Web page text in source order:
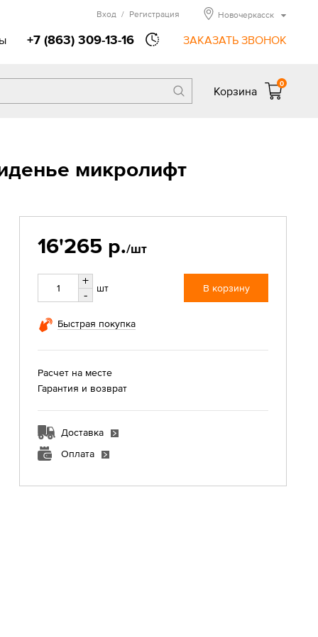
+7 (863) 309-13-16 ЗАКАЗАТЬ ЗВОНОК
Вход / Регистрация Новочеркасск
Корзина
0
микролифт
16'265 р./шт
+
-
шт В корзину
Быстрая покупка
Расчет на месте
Гарантия и возврат
Доставка
Оплата